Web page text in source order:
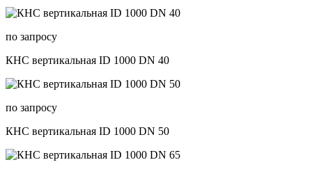
по запросу
КНС вертикальная ID 1000 DN 40
по запросу
КНС вертикальная ID 1000 DN 50